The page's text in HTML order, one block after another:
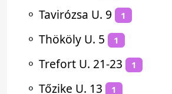
⚬ Tavirózsa U. 9 1
⚬ Thököly U. 5 1
⚬ Trefort U. 21-23 1
⚬ Tőzike U. 13 1